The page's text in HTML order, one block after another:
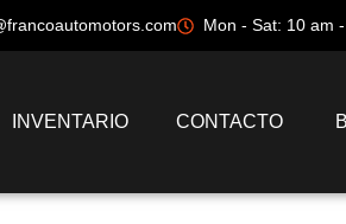
Mon - Sat: 10 am
INVENTARIO CONTACTO